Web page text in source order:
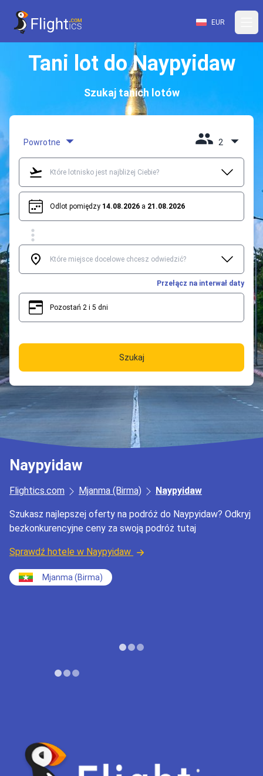
EUR
Tani lot do Naypyidaw
Szukaj tanich lotów
Powrotne 2
Odlot pomiędzy 14.08.2026 a 21.08.2026
Przełącz na interwał daty
Pozostań 2 i 5 dni
Szukaj
Naypyidaw
Flightics.com Mjanma (Birma) Naypyidaw
Szukasz najlepszej oferty na podróż do Naypyidaw? Odkryj
bezkonkurencyjne ceny za swoją podróż tutaj
Sprawdź hotele w Naypyidaw
Mjanma (Birma)